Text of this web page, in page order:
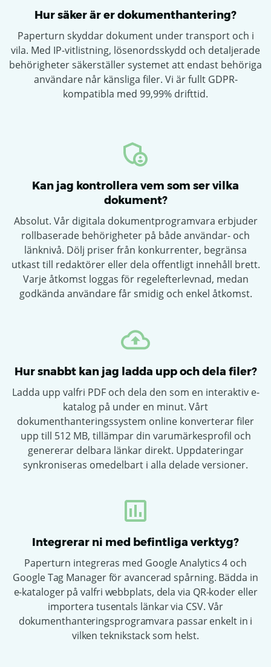
Hur säker är er dokumenthantering?
Paperturn skyddar dokument under transport och i
vila. Med IP-vitlistning, lösenordsskydd och detaljerade
behörigheter säkerställer systemet att endast behöriga
användare når känsliga filer. Vi är fullt GDPR-
kompatibla med 99,99% drifttid.
Kan jag kontrollera vem som ser vilka
dokument?
Absolut. Vår digitala dokumentprogramvara erbjuder
rollbaserade behörigheter på både användar- och
länknivå. Dölj priser från konkurrenter, begränsa
utkast till redaktörer eller dela offentligt innehåll brett.
Varje åtkomst loggas för regelefterlevnad, medan
godkända användare får smidig och enkel åtkomst.
Hur snabbt kan jag ladda upp och dela filer?
Ladda upp valfri PDF och dela den som en interaktiv e-
katalog på under en minut. Vårt
dokumenthanteringssystem online konverterar filer
upp till 512 MB, tillämpar din varumärkesprofil och
genererar delbara länkar direkt. Uppdateringar
synkroniseras omedelbart i alla delade versioner.
Integrerar ni med befintliga verktyg?
Paperturn integreras med Google Analytics 4 och
Google Tag Manager för avancerad spårning. Bädda in
e-kataloger på valfri webbplats, dela via QR-koder eller
importera tusentals länkar via CSV. Vår
dokumenthanteringsprogramvara passar enkelt in i
vilken teknikstack som helst.